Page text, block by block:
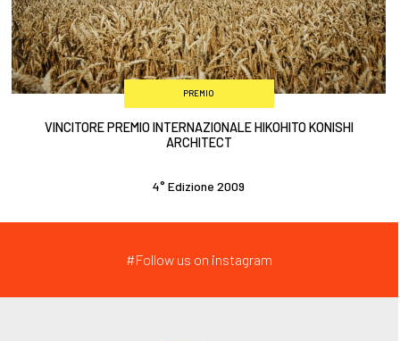
PREMIO
VINCITORE PREMIO INTERNAZIONALE HIKOHITO KONISHI
ARCHITECT
4° Edizione 2009
#Follow us on instagram